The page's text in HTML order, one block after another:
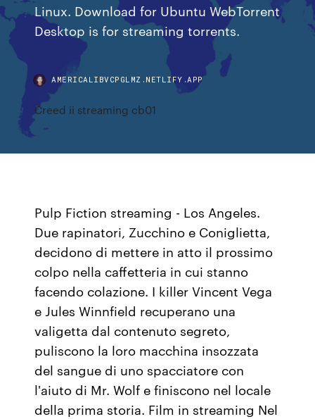
Linux. Download for Ubuntu WebTorrent
Desktop is for streaming torrents.
AMERICALIBVCPGLMZ.NETLIFY.APP
Creed ii streaming cb01
Pulp Fiction streaming - Los Angeles.
Due rapinatori, Zucchino e Coniglietta,
decidono di mettere in atto il prossimo
colpo nella caffetteria in cui stanno
facendo colazione. I killer Vincent Vega
e Jules Winnfield recuperano una
valigetta dal contenuto segreto,
puliscono la loro macchina insozzata
del sangue di uno spacciatore con
l'aiuto di Mr. Wolf e finiscono nel locale
della prima storia. Film in streaming Nel